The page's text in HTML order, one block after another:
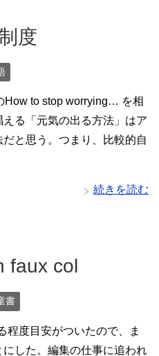
度
How to stop worrying… を相
る「元気の出る方法」はア
と思う。つまり、比較的自
続きを読む
faux col
書
程度目安がついたので、ま
した。編集の仕事に追われ